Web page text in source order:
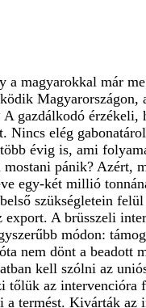
a magyarokkal már
Magyarországon,
gazdálkodó érzékeli,
Nincs elég
évig is, ami
pánik? Azért,
egy-két millió
szükségletein
export. A brüsszeli
módon:
nem dönt a beadott
kell szólni az
tőlük az intervencióra
a termést. Kivárták